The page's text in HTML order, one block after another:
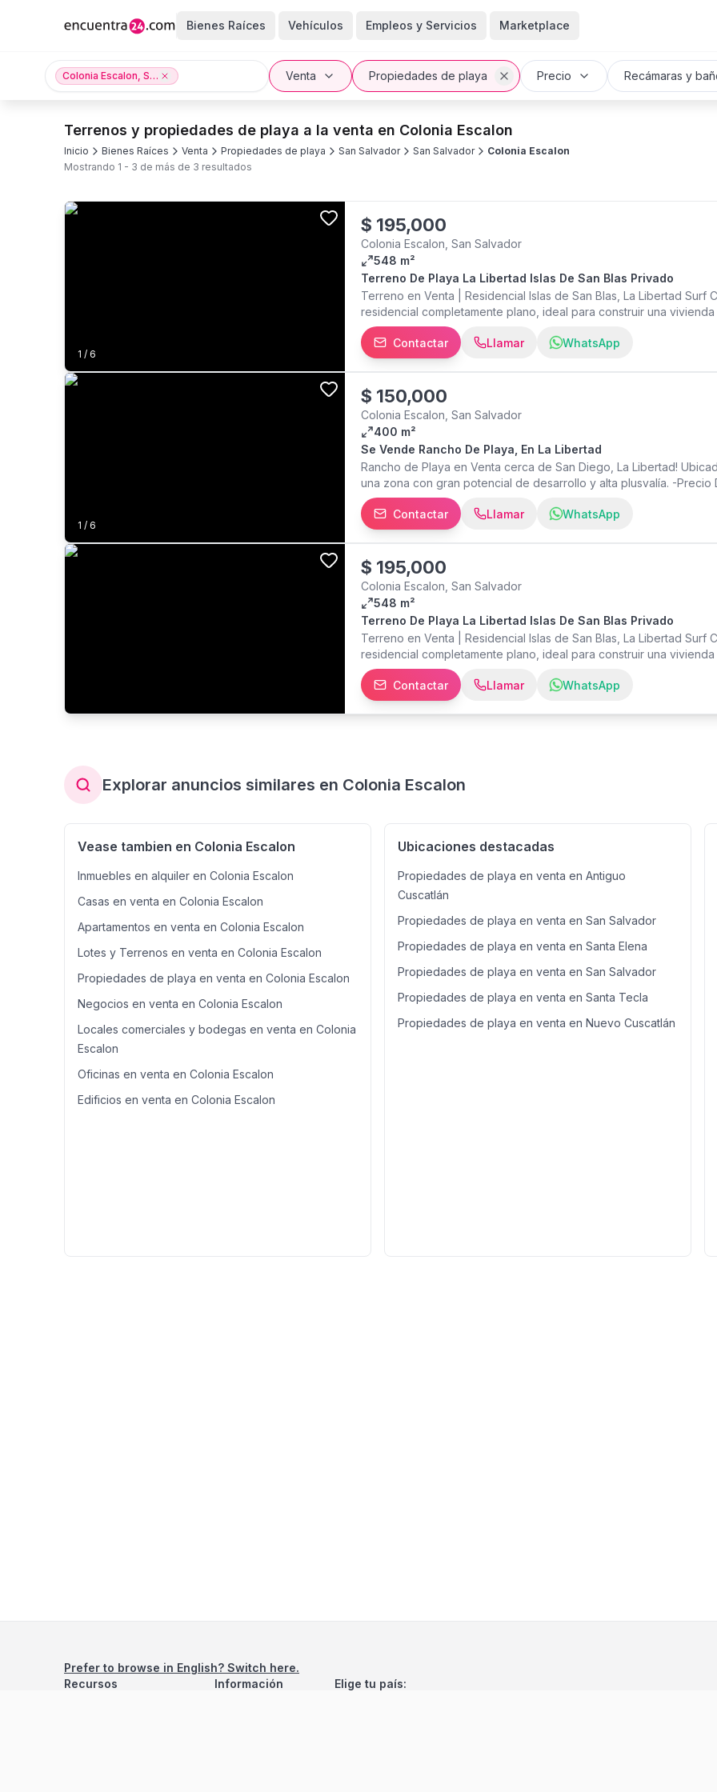
Bienes Raíces Vehículos Empleos y Servicios Marketplace
Colonia Escalon, San Salvador, San Salvador Venta Propiedades de playa Precio Recámaras y
Terrenos y propiedades de playa a la venta en Colonia Escalon
Inicio Bienes Raíces Venta Propiedades de playa San Salvador San Salvador
Colonia Escalon
Mostrando 1 - 3 de más de 3 resultados
1 / 6
$ 195,000
Colonia Escalon, San Salvador
548 m²
Terreno De Playa La Libertad Islas De San Blas Privado
Terreno en Venta | Residencial Islas de San Blas, La Libertad Surf
residencial completamente plano, ideal para construir una
ubicado dentro de una residencial privada en una de las zonas
548.50 varas² (aprox. 383 m²) • 13 metros de frente x 30 metros
instalada • Fosa séptica • Se permite construir una terraza
ranchos para disfrutar en familia. Además, se encuentra a 5
encontrará Super Selectos, Starbucks, Pizza Hut, Wendy's y una
Información
Contactar Llamar WhatsApp
1 / 6
$ 150,000
Colonia Escalon, San Salvador
400 m²
Se Vende Rancho De Playa, En La Libertad
Rancho de Playa en Venta cerca de San Diego, La Libertad!
una zona con gran potencial de desarrollo y alta plusvalía. -Precio
descansar, invertir o generar ingresos con alquileres
Terreno de 400 m² 3 habitaciones 2 baños completos Cocina
Amplias áreas verdes con hermosas palmeras tropicales Casa
vacacional. • Proyecto de descanso o retiro. ¡No dejes pasar
mar! -Mayor Información 7398÷4300
Contactar Llamar WhatsApp
$ 195,000
Colonia Escalon, San Salvador
548 m²
Terreno De Playa La Libertad Islas De San Blas Privado
Terreno en Venta | Residencial Islas de San Blas, La Libertad Surf
residencial completamente plano, ideal para construir una
ubicado dentro de una residencial privada en una de las zonas
548.50 varas² (aprox. 383 m²) • 13 metros de frente x 30 metros
instalada • Fosa séptica • Se permite construir una terraza
de playa y del mar, con acceso a piscina, bar de snacks y
Contactar Llamar WhatsApp
Explorar anuncios similares en Colonia Escalon
Vease tambien en Colonia Escalon
Inmuebles en alquiler en Colonia Escalon
Casas en venta en Colonia Escalon
Apartamentos en venta en Colonia Escalon
Lotes y Terrenos en venta en Colonia Escalon
Propiedades de playa en venta en Colonia Escalon
Negocios en venta en Colonia Escalon
Locales comerciales y bodegas en venta en Colonia
Escalon
Oficinas en venta en Colonia Escalon
Edificios en venta en Colonia Escalon
Ubicaciones destacadas
Propiedades de playa en venta en Antiguo
Cuscatlán
Propiedades de playa en venta en San Salvador
Propiedades de playa en venta en Santa Elena
Propiedades de playa en venta en San Salvador
Propiedades de playa en venta en Santa Tecla
Propiedades de playa en venta en Nuevo Cuscatlán
Prefer to browse in English? Switch here.
Recursos
Información Elige tu país: